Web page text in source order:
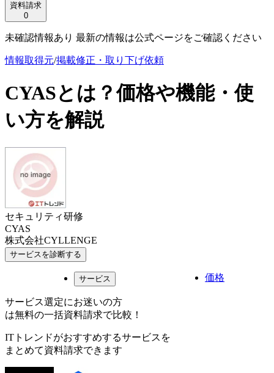
資料請求
0
未確認情報あり 最新の情報は公式ページをご確認ください
情報取得元/掲載修正・取り下げ依頼
CYASとは？価格や機能・使
い方を解説
セキュリティ研修
CYAS
株式会社CYLLENGE
サービスを診断する
サービス 価格
サービス選定にお迷いの方
は無料の一括資料請求で比較！
ITトレンドがおすすめするサービスを
まとめて資料請求できます